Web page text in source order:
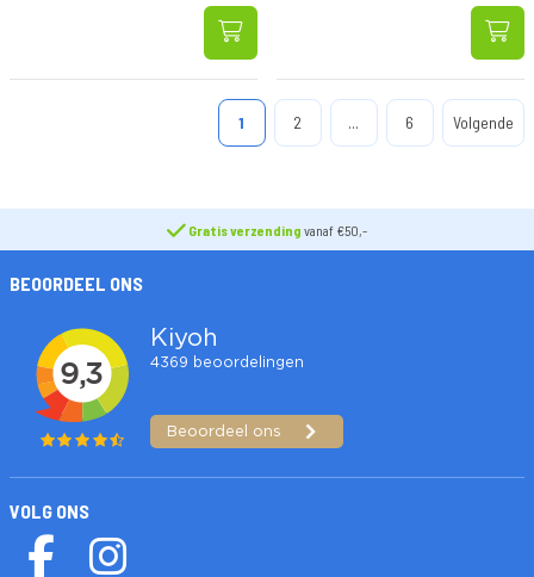
1 2 ... 6 Volgende
Gratis verzending vanaf €50,-
BEOORDEEL ONS
VOLG ONS